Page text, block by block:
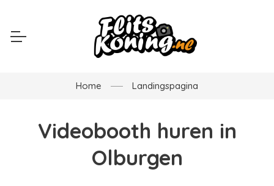
Home Landingspagina
Videobooth huren in
Olburgen